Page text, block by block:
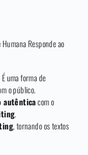
Responde ao
uma forma de
o público.
autênticacom o
.
, tornando os textos